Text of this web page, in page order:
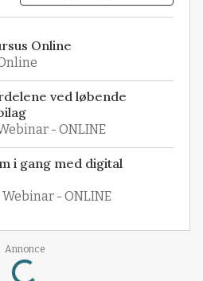
Online
ved løbende
- ONLINE
i gang med digital
Webinar - ONLINE
Annonce
Loading...